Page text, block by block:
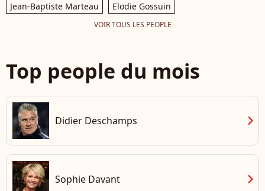
Jean-Baptiste Marteau
Elodie Gossuin
VOIR TOUS LES PEOPLE
Top people du mois
Didier Deschamps chevron_right
Sophie Davant chevron_right